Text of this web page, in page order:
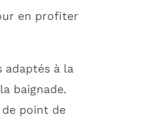
en profiter
adaptés à la
baignade.
point de